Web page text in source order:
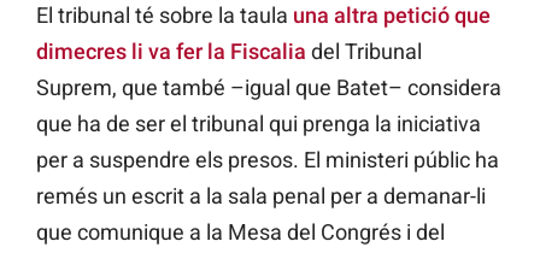
El tribunal té sobre la taula una altra petició que
dimecres li va fer la Fiscalia del Tribunal
Suprem, que també –igual que Batet– considera
que ha de ser el tribunal qui prenga la iniciativa
per a suspendre els presos. El ministeri públic ha
remés un escrit a la sala penal per a demanar-li
que comunique a la Mesa del Congrés i del